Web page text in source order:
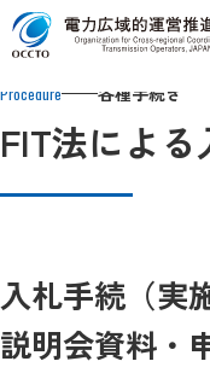
Top
Procedure 各種手続き
FIT法によ
入札手続（実
説明会資料・